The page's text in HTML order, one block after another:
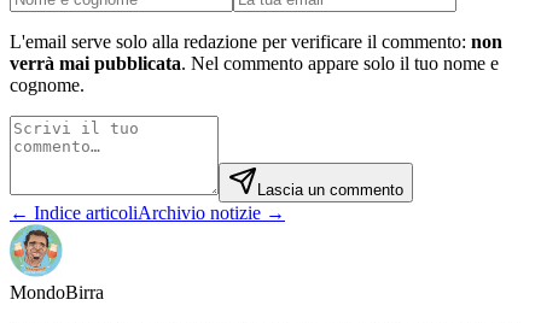
L'email serve solo alla redazione per verificare il commento: non
verrà mai pubblicata. Nel commento appare solo il tuo nome e
cognome.
Lascia un commento
← Indice articoliArchivio notizie →
MondoBirra